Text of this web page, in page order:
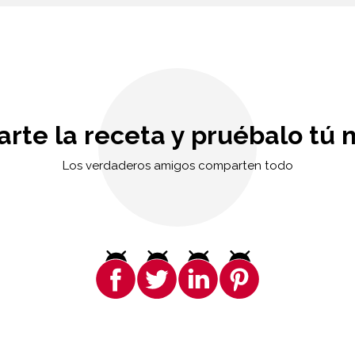
la receta y pruébalo tú
Los verdaderos amigos comparten todo